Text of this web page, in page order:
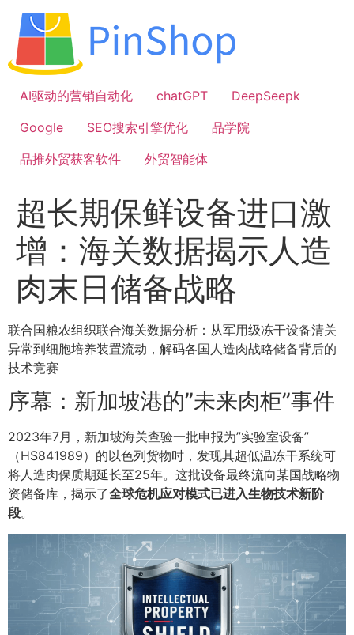
容
AI驱动的营销自动化
chatGPT
DeepSeepk
Google
SEO搜索引擎优化
品学院
品推外贸获客软件
外贸智能体
超长期保鲜设备进口激
增：海关数据揭示人造
肉末日储备战略
联合国粮农组织联合海关数据分析：从军用级冻干设备清关
异常到细胞培养装置流动，解码各国人造肉战略储备背后的
技术竞赛
序幕：新加坡港的”未来肉柜”事件
2023年7月，新加坡海关查验一批申报为”实验室设备”
（HS841989）的以色列货物时，发现其超低温冻干系统可
将人造肉保质期延长至25年。这批设备最终流向某国战略物
资储备库，揭示了全球危机应对模式已进入生物技术新阶
段。